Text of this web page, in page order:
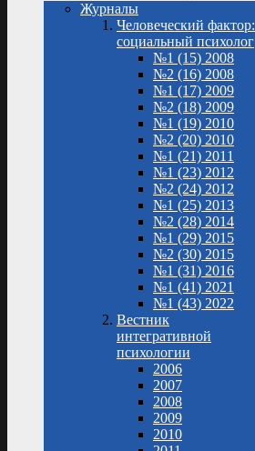
Журналы
Человеческий фактор:
социальный психолог
№1 (15) 2008
№2 (16) 2008
№1 (17) 2009
№2 (18) 2009
№1 (19) 2010
№2 (20) 2010
№1 (21) 2011
№1 (23) 2012
№2 (24) 2012
№1 (25) 2013
№2 (28) 2014
№1 (29) 2015
№2 (30) 2015
№1 (31) 2016
№1 (41) 2021
№1 (43) 2022
Вестник
интегративной
психологии
2006
2007
2008
2009
2010